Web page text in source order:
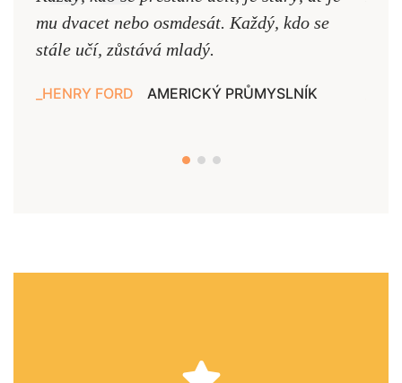
mu dvacet nebo osmdesát. Každý, kdo se
stále učí, zůstává mladý.
HENRY FORD AMERICKÝ PRŮMYSLNÍK